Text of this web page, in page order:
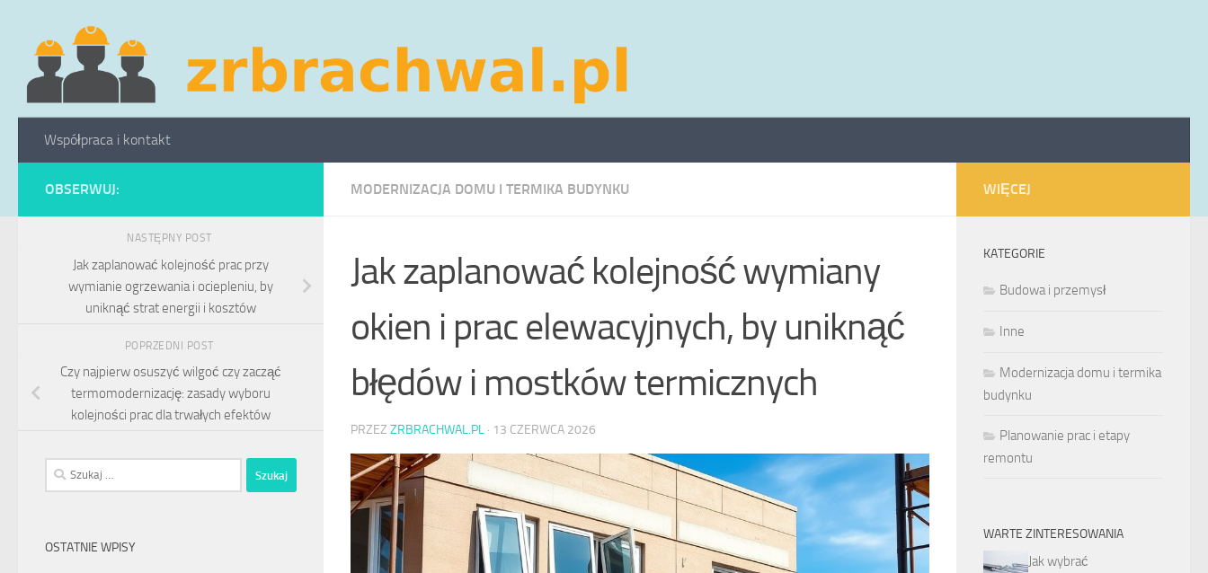
Skip to content
Współpraca i kontakt
MODERNIZACJA DOMU I TERMIKA BUDYNKU
Jak zaplanować kolejność wymiany
okien i prac elewacyjnych, by uniknąć
błędów i mostków termicznych
PRZEZ ZRBRACHWAL.PL · 13 CZERWCA 2026
OBSERWUJ:
NASTĘPNY POST
Jak zaplanować kolejność prac przy
wymianie ogrzewania i ociepleniu, by
uniknąć strat energii i kosztów
POPRZEDNI POST
Czy najpierw osuszyć wilgoć czy zacząć
termomodernizację: zasady wyboru
kolejności prac dla trwałych efektów
Szukaj:
OSTATNIE WPISY
WIĘCEJ
KATEGORIE
Budowa i przemysł
Inne
Modernizacja domu i termika
budynku
Planowanie prac i etapy
remontu
WARTE ZINTERESOWANIA
Jak wybrać